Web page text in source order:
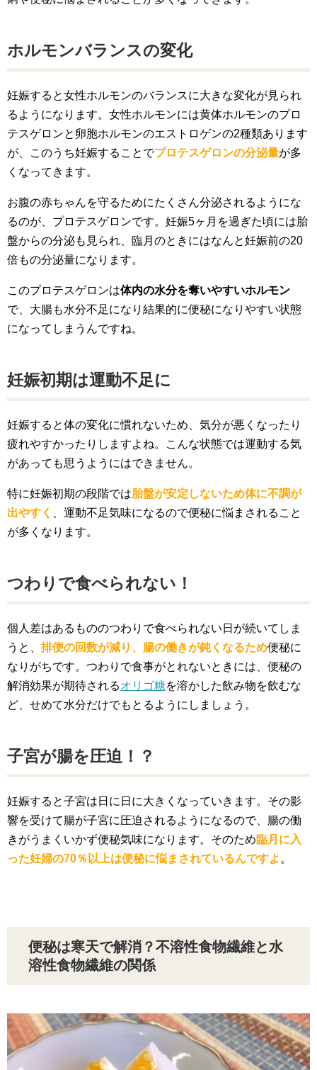
ホルモンバランスの変化
妊娠すると女性ホルモンのバランスに大きな変化が見られ
るようになります。女性ホルモンには黄体ホルモンのプロ
テスゲロンと卵胞ホルモンのエストロゲンの2種類あります
が、このうち妊娠することでプロテスゲロンの分泌量が多
くなってきます。
お腹の赤ちゃんを守るためにたくさん分泌されるようにな
るのが、プロテスゲロンです。妊娠5ヶ月を過ぎた頃には胎
盤からの分泌も見られ、臨月のときにはなんと妊娠前の20
倍もの分泌量になります。
このプロテスゲロンは体内の水分を奪いやすいホルモン
で、大腸も水分不足になり結果的に便秘になりやすい状態
になってしまうんですね。
妊娠初期は運動不足に
妊娠すると体の変化に慣れないため、気分が悪くなったり
疲れやすかったりしますよね。こんな状態では運動する気
があっても思うようにはできません。
特に妊娠初期の段階では胎盤が安定しないため体に不調が
出やすく
、運動不足気味になるので便秘に悩まされること
が多くなります。
つわりで食べられない！
個人差はあるもののつわりで食べられない日が続いてしま
うと、 排便の回数が減り、腸の働きが鈍くなるため便秘に
なりがちです。つわりで食事がとれないときには、便秘の
解消効果が期待されるオリゴ糖を溶かした飲み物を飲むな
ど、せめて水分だけでもとるようにしましょう。
子宮が腸を圧迫！？
妊娠すると子宮は日に日に大きくなっていきます。その影
響を受けて腸が子宮に圧迫されるようになるので、腸の働
きがうまくいかず便秘気味になります。そのため臨月に入
った妊婦の70％以上は便秘に悩まされているんですよ 。
便秘は寒天で解消？不溶性食物繊維と水
溶性食物繊維の関係